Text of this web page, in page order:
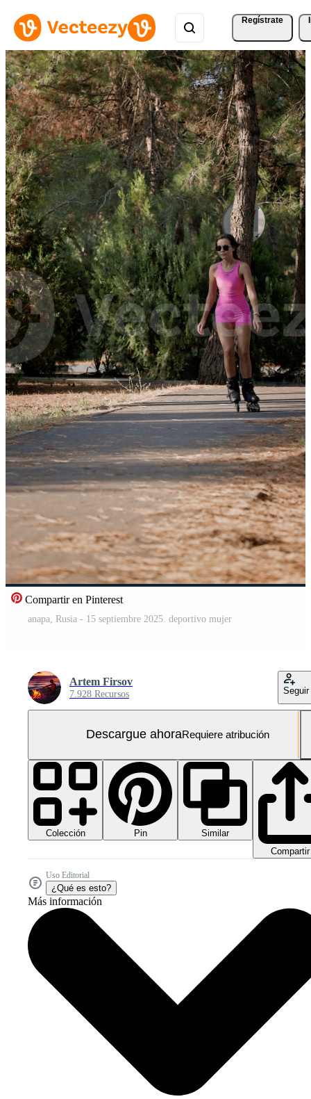
Regístrate
Compartir en Pinterest
anapa, Rusia - 15 septiembre 2025. deportivo mujer
Artem Firsov
7.928 Recursos Seguir
Descargue ahoraRequiere atribución
Colección Pin
Similar
Compartir
Uso Editorial
¿Qué es esto?
Más información